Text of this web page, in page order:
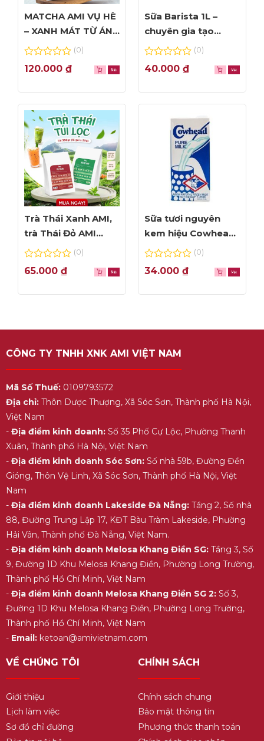
MATCHA AMI VỤ HÈ
– XANH MÁT TỪ ÁNH
NHÌN ĐẦU TIÊN
0
out
5
(0)
120.000 ₫
Sữa Barista 1L –
chuyên gia tạo
Foam đỉnh cao
0
out
5
(0)
40.000 ₫
Trà Thái Xanh AMI,
trà Thái Đỏ AMI
thơm ngon, túi lọc
0
out
5
(0)
65.000 ₫
Sữa tươi nguyên
kem hiệu Cowhead
– hộp 1L
0
out
5
(0)
34.000 ₫
CÔNG TY TNHH XNK AMI VIỆT NAM
Mã Số Thuế:0109793572
Địa chỉ:Thôn Dược Thượng, Xã Sóc Sơn, Thành phố Hà Nội,
Việt Nam
- Địa điểm kinh doanh:Số 35 Phố Cự Lộc, Phường Thanh
Xuân, Thành phố Hà Nội, Việt Nam
- Địa điểm kinh doanh Sóc Sơn:Số nhà 59b, Đường Đền
Gióng, Thôn Vệ Linh, Xã Sóc Sơn, Thành phố Hà Nội, Việt
Nam
- Địa điểm kinh doanh Lakeside Đà Nẵng:Tầng 2, Số nhà
88, Đường Trung Lập 17, KĐT Bàu Tràm Lakeside, Phường
Hải Vân, Thành phố Đà Nẵng, Việt Nam.
- Địa điểm kinh doanh Melosa Khang Điền SG:Tầng 3, Số
9, Đường 1D Khu Melosa Khang Điền, Phường Long Trường,
Thành phố Hồ Chí Minh, Việt Nam
- Địa điểm kinh doanh Melosa Khang Điền SG 2:Số 3,
Đường 1D Khu Melosa Khang Điền, Phường Long Trường,
Thành phố Hồ Chí Minh, Việt Nam
- Email:ketoan@amivietnam.com
VỀ CHÚNG TÔI
Giới thiệu
Lịch làm việc
Sơ đồ chỉ đường
CHÍNH SÁCH
Chính sách chung
Bảo mật thông tin
Phương thức thanh toán